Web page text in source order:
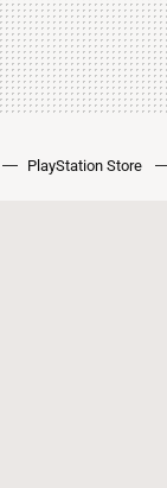
PlayStation Store